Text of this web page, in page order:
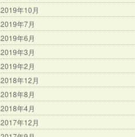
2019年10月
2019年7月
2019年6月
2019年3月
2019年2月
2018年12月
2018年8月
2018年4月
2017年12月